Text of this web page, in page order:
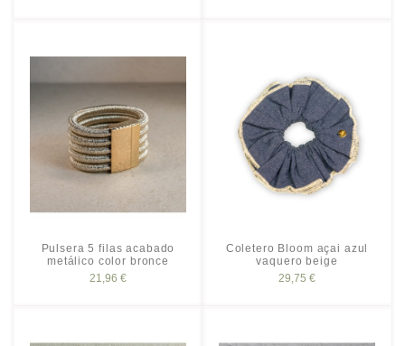
Pulsera 5 filas acabado
metálico color bronce
21,96 €
Coletero Bloom açai azul
vaquero beige
29,75 €